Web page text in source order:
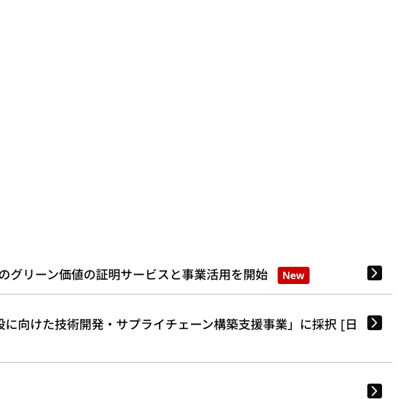
グリーン価値の証明サービスと事業活用を開始 New
向けた技術開発・サプライチェーン構築支援事業」に採択 [日